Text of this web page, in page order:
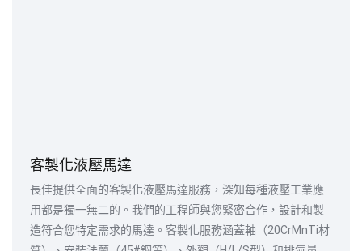
客製化液壓馬達
長佳提供全面的客製化液壓馬達服務，深知每種液壓工業應
用都是獨一無二的。我們的工程師與您緊密合作，設計和製
造符合您特定需求的馬達。客製化服務涵蓋軸（20CrMnTi材